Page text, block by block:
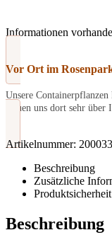
Informationen
Vor Ort im
Unsere
freuen uns dort sehr über
Artikelnummer:
Beschreibung
Zusätzliche
Produktsicherheit
Beschreibung